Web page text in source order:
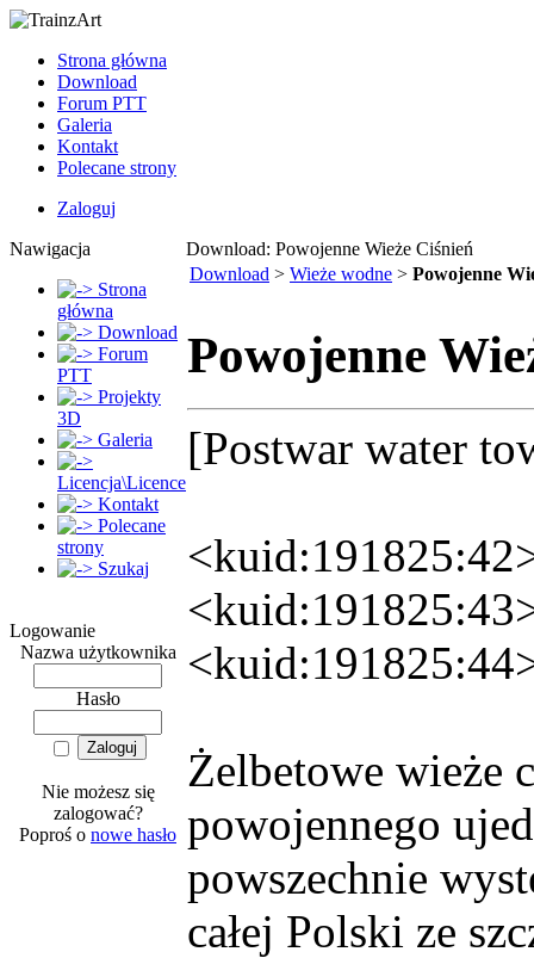
Strona główna
Download
Forum PTT
Galeria
Kontakt
Polecane strony
Zaloguj
Nawigacja
Strona
główna
Download
Forum
PTT
Projekty
3D
Galeria
Licencja\Licence
Kontakt
Polecane
strony
Szukaj
Logowanie
Nazwa użytkownika
Hasło
Nie możesz się
zalogować?
Poproś o nowe hasło
Download: Powojenne Wieże Ciśnień
Download > Wieże wodne > Powojenne
Powojenne
[Postwar water
Żelbetowe wieże
powojennego
powszechnie
całej Polski ze